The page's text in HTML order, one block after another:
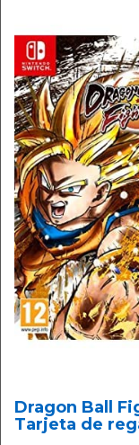
Dragon Ball
Tarjeta de